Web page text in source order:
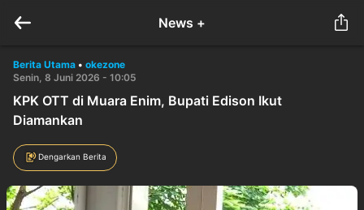
News +
Berita Utama • okezone
Senin, 8 Juni 2026 - 10:05
KPK OTT di Muara Enim, Bupati Edison Ikut
Diamankan
Dengarkan Berita